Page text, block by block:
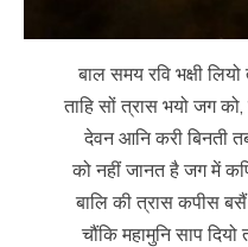
बाल समय रवि भक्षी
ताहि सों त्रास भयो जग
देवन आनि करी बिनती
को नहीं जानत है जग में
बालि की त्रास कपीस बसैं
चौंकि महामुनि साप दियो